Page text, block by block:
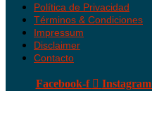
Política de Privacidad
Términos & Condiciones
Impressum
Disclaimer
Contacto
Facebook-f Instagram